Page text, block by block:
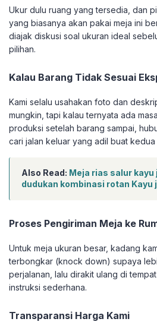
Ukur dulu ruang yang tersedia, dan
yang biasanya akan pakai meja ini
diajak diskusi soal ukuran ideal
pilihan.
Kalau Barang Tidak Sesuai
Kami selalu usahakan foto dan
mungkin, tapi kalau ternyata ada
produksi setelah barang sampai,
cari jalan keluar yang adil buat kedua
Also Read: Meja rias salur
dudukan kombinasi rotan Kayu
Proses Pengiriman Meja ke
Untuk meja ukuran besar, kadang
terbongkar (knock down) supaya
perjalanan, lalu dirakit ulang di
instruksi sederhana.
Transparansi Harga Kami